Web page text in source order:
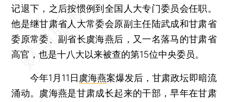
记退下，之后按惯例到全国人大专门委员会任职。
他是继甘肃省人大常委会原副主任陆武成和甘肃省
委原常委、副省长虞海燕后，又一名落马的甘肃省
高官，也是十八大以来被查的第15位中央委员。
今年1月11日 虞海燕案爆发后，甘肃政坛即暗流
涌动。虞海燕是甘肃成长起来的干部，早年在甘肃